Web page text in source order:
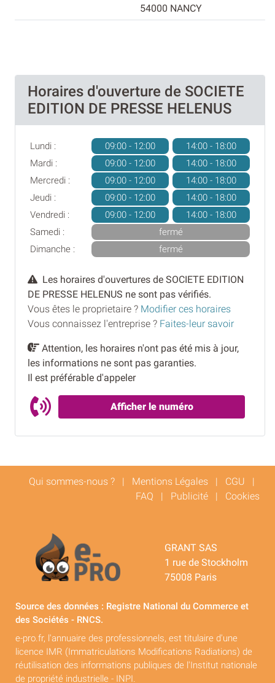
54000 NANCY
Horaires d'ouverture de SOCIETE
EDITION DE PRESSE HELENUS
Lundi : 09:00 - 12:00
14:00 - 18:00
Mardi :
09:00 - 12:00
14:00 - 18:00
Mercredi :
09:00 - 12:00
14:00 - 18:00
Jeudi :
09:00 - 12:00
14:00 - 18:00
Vendredi :
09:00 - 12:00
14:00 - 18:00
Samedi :
fermé
Dimanche :
fermé
Les horaires d'ouvertures de SOCIETE EDITION
DE PRESSE HELENUS ne sont pas vérifiés.
Vous êtes le proprietaire ? Modifier ces horaires
Vous connaissez l'entreprise ? Faites-leur savoir
Attention, les horaires n'ont pas été mis à jour,
les informations ne sont pas garanties.
Il est préférable d'appeler
Afficher le numéro
Qui sommes-nous ? | Mentions Légales | CGU |
FAQ | Publicité | Cookies
GRANT SAS
1 rue de Stockholm
75008 Paris
Source des données : Registre National du Commerce et
des Sociétés - RNCS.
e-pro.fr, l'annuaire des professionnels, est titulaire d'une
licence IMR (Immatriculations Modifications Radiations) de
réutilisation des informations publiques de l'Institut nationale
de propriété industrielle - INPI.